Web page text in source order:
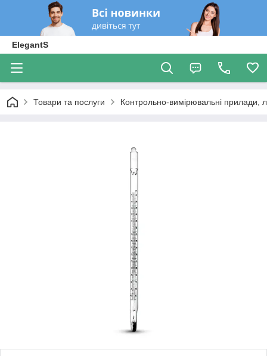
ElegantS
Товари та послуги Контрольно-вимірювальні прилади,